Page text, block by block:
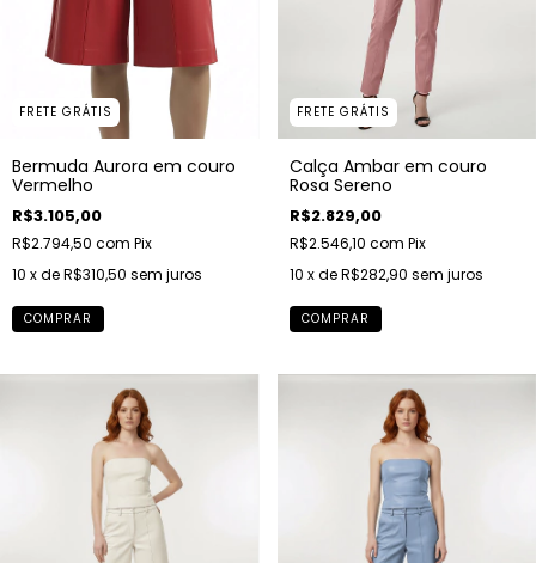
FRETE GRÁTIS
Bermuda Aurora em couro
Vermelho
R$3.105,00
R$2.794,50 com Pix
10 x deR$310,50 sem juros
COMPRAR
FRETE GRÁTIS
Calça Ambar em couro
Rosa Sereno
R$2.829,00
R$2.546,10 com Pix
10 x deR$282,90 sem juros
COMPRAR